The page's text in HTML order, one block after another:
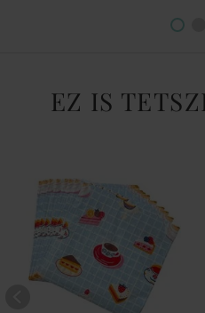
EZ IS